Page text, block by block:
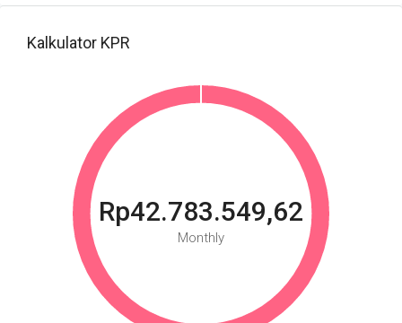
Kalkulator KPR
Rp42.783.549,62
Monthly